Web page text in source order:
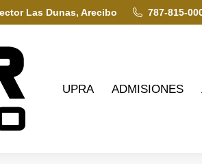
Las Dunas, Arecibo 787-815-
UPRA ADMISIONES
ADMISIONES